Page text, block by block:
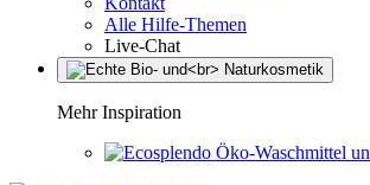
Alle Hilfe-Themen
Live-Chat
Mehr Inspiration
Öko-Waschmittel